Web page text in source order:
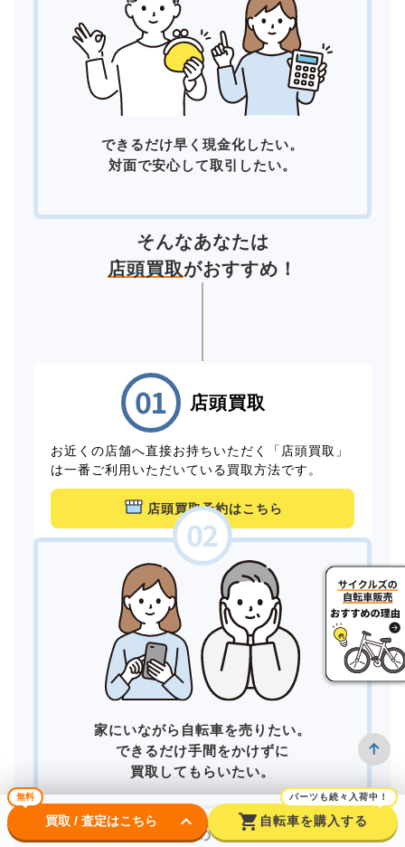
できるだけ早く現金化したい。
対面で安心して取引したい。
そんなあなたは
店頭買取がおすすめ！
店頭買取
お近くの店舗へ直接お持ちいただく「店頭買取」
は一番ご利用いただいている買取方法です。
店頭買取予約はこちら
家にいながら自転車を売りたい。
できるだけ手間をかけずに
買取してもらいたい。
そんなあなたは
無料
買取 / 査定はこちら keyboard_arrow_down shopping_cart
パーツも続々入荷中！
自転車を購入する